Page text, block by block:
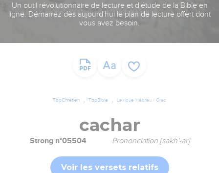
Un outil révolutionnaire de lecture et d'étude de la Bible en
ligne. Démarrez dès aujourd'hui le plan de lecture offert dont
vous avez besoin.
TopChrétien TopBible Lexique Hébreu / Grec
cachar
Strong n°05504 Prononciation [sakh'-ar]
Voir les versets relatifs